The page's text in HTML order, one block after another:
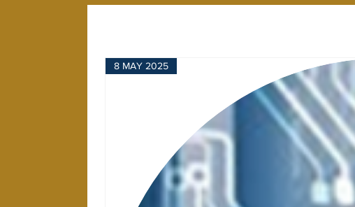
8 MAY 2025